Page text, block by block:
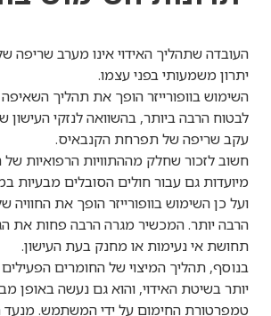
העובדה שתהליך האידוי אינו מערב שריפה
יתרון משמעותי בפני עצמו.
השימוש בוופורייזר הופך את תהליך
לבטוח הרבה ביותר, בהשוואה לנזקי העישון
עקב שריפה של תפרחת הקנבאיס.
חשוב לזכור שחלק מההתוויות הרפואיות
מיועדות גם עבור חולים הסובלים מבעיות
ועל כן השימוש בוופורייזר הופך את
הרבה יותר. המכשיר מגרה הרבה פחות את
תחושת אי נעימות או מחנק בעת העישון.
בנוסף, תהליך המיצוי של החומרים
יותר בשיטת האידוי, והוא גם נעשה באופן
טמפרטורת החימום על ידי המשתמש. מנעד